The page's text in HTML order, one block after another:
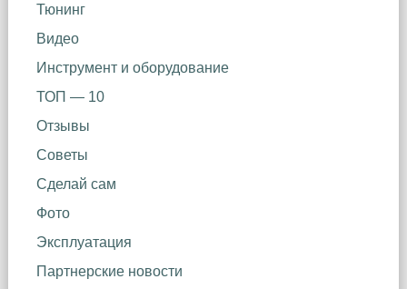
Тюнинг
Видео
Инструмент и оборудование
ТОП — 10
Отзывы
Советы
Сделай сам
Фото
Эксплуатация
Партнерские новости